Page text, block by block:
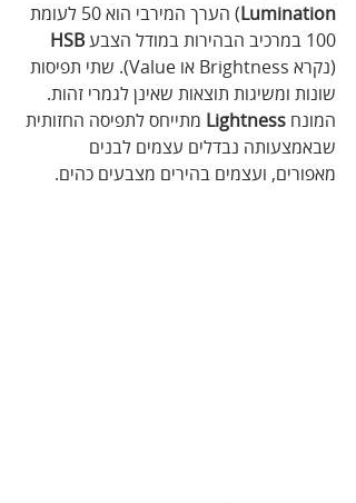
Lumination
) הערך המירבי הוא 50 לעומת
100 במרכיב הבהירות במודל הצבע
HSB
‬שונות‭ ‬ומשיגות‭ ‬תוצאות‭ ‬שאינן‭ ‬לגמרי‭ ‬זהות.
המונח Lightness מתייחס לתפיסה החזותית
שבאמצעותה נבדלים עצמים לבנים
מאפורים, ועצמים בהירים מצבעים כהים.